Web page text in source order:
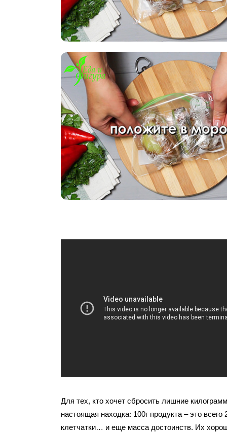
Для тех, кто хочет сбросить лишние
настоящая находка: 100г продукта – это всего
клетчатки… и еще масса достоинств. Их